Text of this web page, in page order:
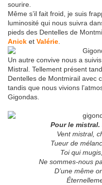
sourire.
Même s’il fait froid, je suis
luminosité qui nous suivra
pieds des Dentelles de
Anick et Valérie
Un autre convive nous a
Mistral. Tellement présent
Dentelles de Montmirail avec
tandis que nous vivions
Gigondas.
Pour le
Vent mistral,
Tueur de
Toi qui
Ne sommes-nous
D’une même